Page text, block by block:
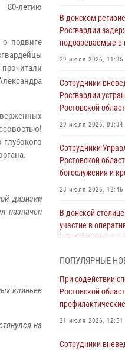
летию
о подвиге
дивизии
назначен
клиньев
на
В донском
Росгвардии
подозреваемые в
29 июля 2026, 11:35
Сотрудники
Росгвардии
Ростовской
29 июля 2026, 08:34
Сотрудники
Ростовской
богослужения и
28 июля 2026, 12:46
В донской
участие в
мероприятиях в
Росгвардейцы из
приняли участие в
покровителя
ПОПУЛЯРНЫЕ
При содействии
Ростовской
21 июля 2026, 12:51
Сотрудники